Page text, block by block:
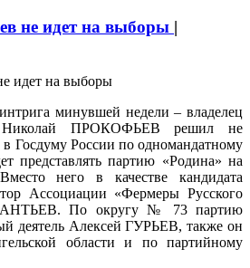
не идет на выборы |
минувшей недели – владелец
Николай ПРОКОФЬЕВ решил не
Госдуму России по одномандатному
представлять партию «Родина» на
него в качестве кандидата
Ассоциации «Фермеры Русского
По округу № 73 партию
деятель Алексей ГУРЬЕВ, также он
области и по партийному